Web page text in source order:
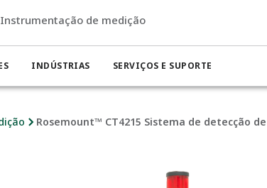
Instrumentação de medição
INDÚSTRIAS SERVIÇOS E SUPORTE
Rosemount™ CT4215 Sistema de detecção